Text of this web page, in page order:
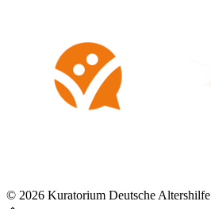
© 2026 Kuratorium Deutsche Altershilfe